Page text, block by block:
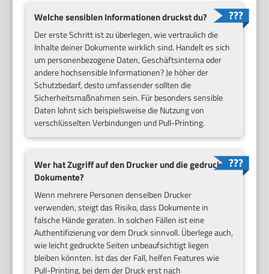
Welche sensiblen Informationen druckst du?
Der erste Schritt ist zu überlegen, wie vertraulich die
Inhalte deiner Dokumente wirklich sind. Handelt es sich
um personenbezogene Daten, Geschäftsinterna oder
andere hochsensible Informationen? Je höher der
Schutzbedarf, desto umfassender sollten die
Sicherheitsmaßnahmen sein. Für besonders sensible
Daten lohnt sich beispielsweise die Nutzung von
verschlüsselten Verbindungen und Pull-Printing.
Wer hat Zugriff auf den Drucker und die gedruckten
Dokumente?
Wenn mehrere Personen denselben Drucker
verwenden, steigt das Risiko, dass Dokumente in
falsche Hände geraten. In solchen Fällen ist eine
Authentifizierung vor dem Druck sinnvoll. Überlege auch,
wie leicht gedruckte Seiten unbeaufsichtigt liegen
bleiben könnten. Ist das der Fall, helfen Features wie
Pull-Printing, bei dem der Druck erst nach